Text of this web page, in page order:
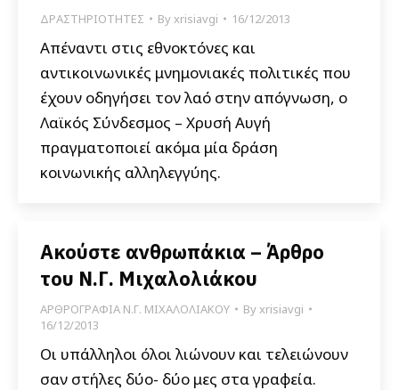
ΔΡΑΣΤΗΡΙΟΤΗΤΕΣ Byxrisiavgi 16/12/2013
Απέναντι στις εθνοκτόνες και
αντικοινωνικές μνημονιακές πολιτικές που
έχουν οδηγήσει τον λαό στην απόγνωση, ο
Λαϊκός Σύνδεσμος – Χρυσή Αυγή
πραγματοποιεί ακόμα μία δράση
κοινωνικής αλληλεγγύης.
Ακούστε ανθρωπάκια – Άρθρο
του Ν.Γ. Μιχαλολιάκου
ΑΡΘΡΟΓΡΑΦΙΑ Ν.Γ. ΜΙΧΑΛΟΛΙΑΚΟΥ Byxrisiavgi
16/12/2013
Οι υπάλληλοι όλοι λιώνουν και τελειώνουν
σαν στήλες δύο- δύο μες στα γραφεία.